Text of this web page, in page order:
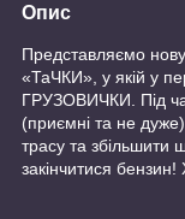
Опис
Представляємо нову
«ТаЧКИ», у якій у
ГРУЗОВИЧКИ. Під
(приємні та не
трасу та збільшити
закінчитися